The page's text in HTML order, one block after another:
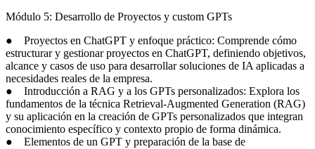
Módulo 5: Desarrollo de Proyectos y custom GPTs
● Proyectos en ChatGPT y enfoque práctico: Comprende cómo
estructurar y gestionar proyectos en ChatGPT, definiendo objetivos,
alcance y casos de uso para desarrollar soluciones de IA aplicadas a
necesidades reales de la empresa.
● Introducción a RAG y a los GPTs personalizados: Explora los
fundamentos de la técnica Retrieval-Augmented Generation (RAG)
y su aplicación en la creación de GPTs personalizados que integran
conocimiento específico y contexto propio de forma dinámica.
● Elementos de un GPT y preparación de la base de